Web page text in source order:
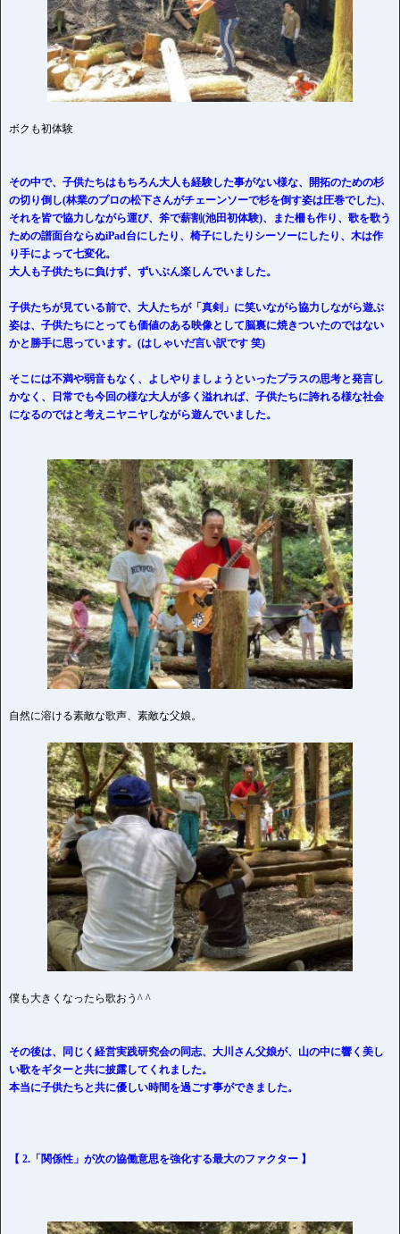
ボクも初体験
その中で、子供たちはもちろん大人も経験した事がない様な、開拓のための杉
の切り倒し(林業のプロの松下さんがチェーンソーで杉を倒す姿は圧巻でした)、
それを皆で協力しながら運び、斧で薪割(池田初体験)、また柵も作り、歌を歌う
ための譜面台ならぬiPad台にしたり、椅子にしたりシーソーにしたり、木は作
り手によって七変化。
大人も子供たちに負けず、ずいぶん楽しんでいました。
子供たちが見ている前で、大人たちが「真剣」に笑いながら協力しながら遊ぶ
姿は、子供たちにとっても価値のある映像として脳裏に焼きついたのではない
かと勝手に思っています。(はしゃいだ言い訳です 笑)
そこには不満や弱音もなく、よしやりましょうといったプラスの思考と発言し
かなく、日常でも今回の様な大人が多く溢れれば、子供たちに誇れる様な社会
になるのではと考えニヤニヤしながら遊んでいました。
自然に溶ける素敵な歌声、素敵な父娘。
僕も大きくなったら歌おう^ ^
その後は、同じく経営実践研究会の同志、大川さん父娘が、山の中に響く美し
い歌をギターと共に披露してくれました。
本当に子供たちと共に優しい時間を過ごす事ができました。
【 2.「関係性」が次の協働意思を強化する最大のファクター 】